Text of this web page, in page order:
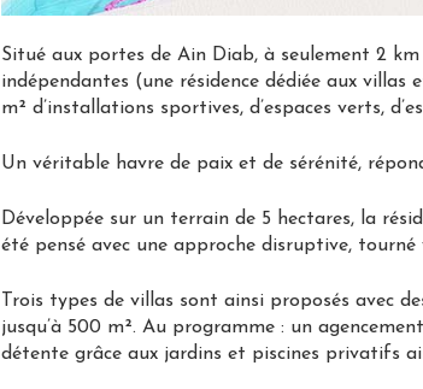
Situé aux portes de Ain Diab, à seulement 2
indépendantes (une résidence dédiée aux
m² d’installations sportives, d’espaces verts,
Un véritable havre de paix et de sérénité,
Développée sur un terrain de 5 hectares, la
été pensé avec une approche disruptive,
Trois types de villas sont ainsi proposés avec
jusqu’à 500 m². Au programme : un
détente grâce aux jardins et piscines privatifs